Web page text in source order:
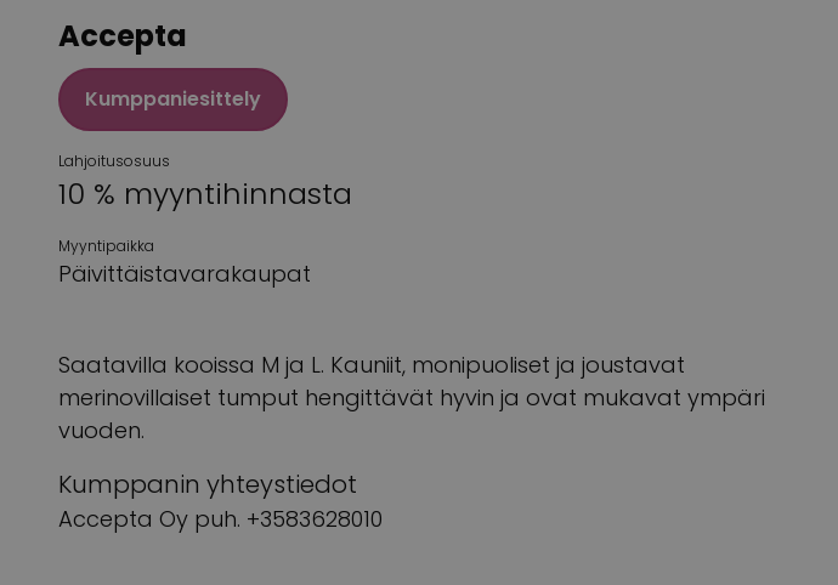
Accepta
Kumppaniesittely
Lahjoitusosuus
10 % myyntihinnasta
Myyntipaikka
Päivittäistavarakaupat
Saatavilla kooissa M ja L. Kauniit, monipuoliset ja joustavat
merinovillaiset tumput hengittävät hyvin ja ovat mukavat ympäri
vuoden.
Kumppanin yhteystiedot
Accepta Oy puh. +3583628010